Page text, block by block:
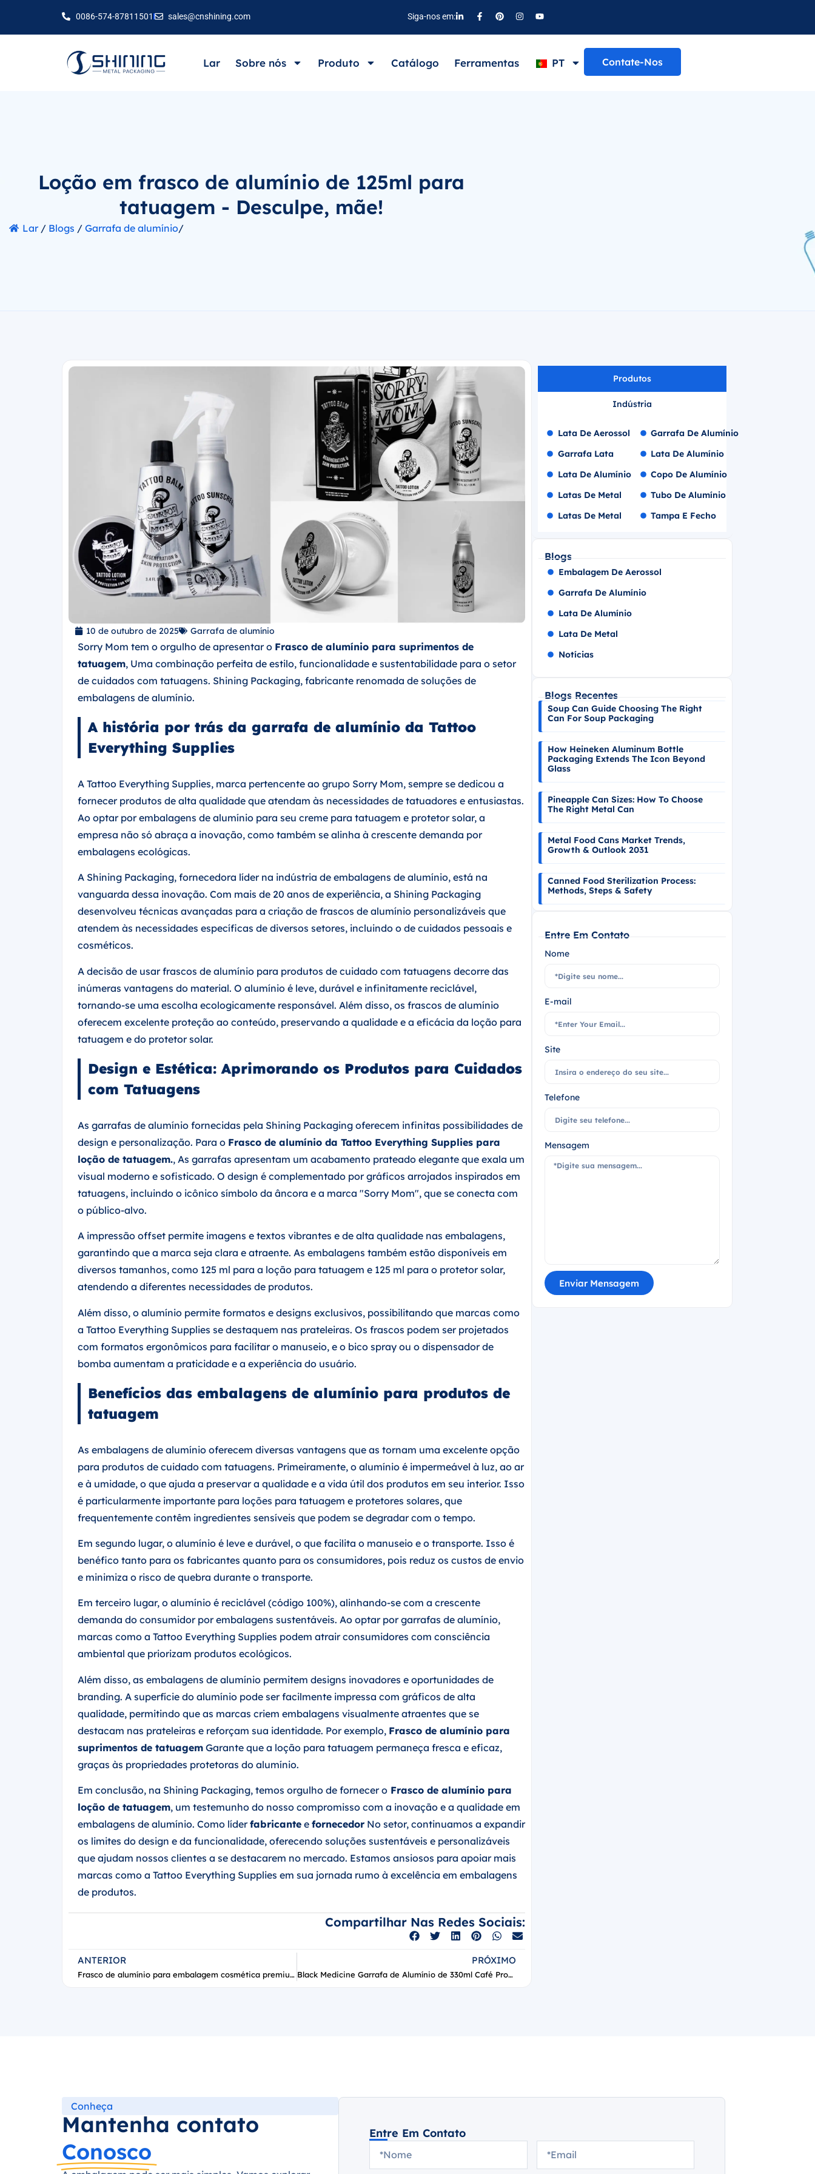
0086-574-87811501 sales@cnshining.com Siga-nos em:
Lar Sobre nós Produto Catálogo Ferramentas PT Contate-Nos
Loção em frasco de alumínio de 125ml para
tatuagem - Desculpe, mãe!
Lar/ Blogs / Garrafa de alumínio/
10 de outubro de 2025 Garrafa de alumínio
Sorry Mom tem o orgulho de apresentar o Frasco de alumínio para suprimentos de
tatuagem, Uma combinação perfeita de estilo, funcionalidade e sustentabilidade para o setor
de cuidados com tatuagens. Shining Packaging, fabricante renomada de soluções de
embalagens de alumínio.
A história por trás da garrafa de alumínio da Tattoo
Everything Supplies
A Tattoo Everything Supplies, marca pertencente ao grupo Sorry Mom, sempre se dedicou a
fornecer produtos de alta qualidade que atendam às necessidades de tatuadores e entusiastas.
Ao optar por embalagens de alumínio para seu creme para tatuagem e protetor solar, a
empresa não só abraça a inovação, como também se alinha à crescente demanda por
embalagens ecológicas.
A Shining Packaging, fornecedora líder na indústria de embalagens de alumínio, está na
vanguarda dessa inovação. Com mais de 20 anos de experiência, a Shining Packaging
desenvolveu técnicas avançadas para a criação de frascos de alumínio personalizáveis que
atendem às necessidades específicas de diversos setores, incluindo o de cuidados pessoais e
cosméticos.
A decisão de usar frascos de alumínio para produtos de cuidado com tatuagens decorre das
inúmeras vantagens do material. O alumínio é leve, durável e infinitamente reciclável,
tornando-se uma escolha ecologicamente responsável. Além disso, os frascos de alumínio
oferecem excelente proteção ao conteúdo, preservando a qualidade e a eficácia da loção para
tatuagem e do protetor solar.
Design e Estética: Aprimorando os Produtos para Cuidados
com Tatuagens
As garrafas de alumínio fornecidas pela Shining Packaging oferecem infinitas possibilidades de
design e personalização. Para o Frasco de alumínio da Tattoo Everything Supplies para
loção de tatuagem., As garrafas apresentam um acabamento prateado elegante que exala um
visual moderno e sofisticado. O design é complementado por gráficos arrojados inspirados em
tatuagens, incluindo o icônico símbolo da âncora e a marca "Sorry Mom", que se conecta com
o público-alvo.
A impressão offset permite imagens e textos vibrantes e de alta qualidade nas embalagens,
garantindo que a marca seja clara e atraente. As embalagens também estão disponíveis em
diversos tamanhos, como 125 ml para a loção para tatuagem e 125 ml para o protetor solar,
atendendo a diferentes necessidades de produtos.
Além disso, o alumínio permite formatos e designs exclusivos, possibilitando que marcas como
a Tattoo Everything Supplies se destaquem nas prateleiras. Os frascos podem ser projetados
com formatos ergonômicos para facilitar o manuseio, e o bico spray ou o dispensador de
bomba aumentam a praticidade e a experiência do usuário.
Benefícios das embalagens de alumínio para produtos de
tatuagem
As embalagens de alumínio oferecem diversas vantagens que as tornam uma excelente opção
para produtos de cuidado com tatuagens. Primeiramente, o alumínio é impermeável à luz, ao ar
e à umidade, o que ajuda a preservar a qualidade e a vida útil dos produtos em seu interior. Isso
é particularmente importante para loções para tatuagem e protetores solares, que
frequentemente contêm ingredientes sensíveis que podem se degradar com o tempo.
Em segundo lugar, o alumínio é leve e durável, o que facilita o manuseio e o transporte. Isso é
benéfico tanto para os fabricantes quanto para os consumidores, pois reduz os custos de envio
e minimiza o risco de quebra durante o transporte.
Em terceiro lugar, o alumínio é reciclável (código 100%), alinhando-se com a crescente
demanda do consumidor por embalagens sustentáveis. Ao optar por garrafas de alumínio,
marcas como a Tattoo Everything Supplies podem atrair consumidores com consciência
ambiental que priorizam produtos ecológicos.
Além disso, as embalagens de alumínio permitem designs inovadores e oportunidades de
branding. A superfície do alumínio pode ser facilmente impressa com gráficos de alta
qualidade, permitindo que as marcas criem embalagens visualmente atraentes que se
destacam nas prateleiras e reforçam sua identidade. Por exemplo, Frasco de alumínio para
suprimentos de tatuagem Garante que a loção para tatuagem permaneça fresca e eficaz,
graças às propriedades protetoras do alumínio.
Em conclusão, na Shining Packaging, temos orgulho de fornecer o Frasco de alumínio para
loção de tatuagem, um testemunho do nosso compromisso com a inovação e a qualidade em
embalagens de alumínio. Como líderfabricante e fornecedor No setor, continuamos a expandir
os limites do design e da funcionalidade, oferecendo soluções sustentáveis e personalizáveis
que ajudam nossos clientes a se destacarem no mercado. Estamos ansiosos para apoiar mais
marcas como a Tattoo Everything Supplies em sua jornada rumo à excelência em embalagens
de produtos.
Compartilhar Nas Redes Sociais:
ANTERIOR
Frasco de alumínio para embalagem cosmética premium
PRÓXIMO
Black Medicine Garrafa de Alumínio de 330ml Café Pronto para Beber
Produtos
Indústria
Lata De Aerossol
Garrafa Lata
Lata De Alumínio
Latas De Metal
Latas De Metal
Garrafa De Alumínio
Lata De Alumínio
Copo De Alumínio
Tubo De Alumínio
Tampa E Fecho
Blogs
Embalagem De Aerossol
Garrafa De Alumínio
Lata De Alumínio
Lata De Metal
Notícias
Blogs Recentes
Soup Can Guide Choosing The Right
Can For Soup Packaging
How Heineken Aluminum Bottle
Packaging Extends The Icon Beyond
Glass
Pineapple Can Sizes: How To Choose
The Right Metal Can
Metal Food Cans Market Trends,
Growth & Outlook 2031
Canned Food Sterilization Process:
Methods, Steps & Safety
Entre Em Contato
Nome
E-mail
Site
Telefone
Mensagem
Enviar Mensagem
Conheça
Mantenha contato
Conosco
Entre Em Contato